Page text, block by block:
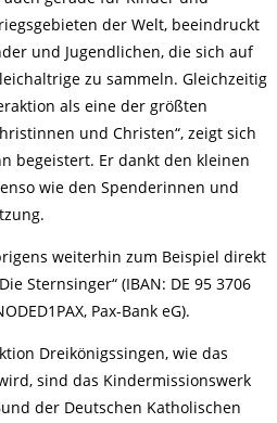
der Welt, beeindruckt
und Jugendlichen, die sich auf
zu sammeln. Gleichzeitig
als eine der größten
und Christen“, zeigt sich
begeistert. Er dankt den kleinen
wie den Spenderinnen und
weiterhin zum Beispiel direkt
Sternsinger“ (IBAN: DE 95 3706
Pax-Bank eG).
Dreikönigssingen, wie das
sind das Kindermissionswerk
der Deutschen Katholischen